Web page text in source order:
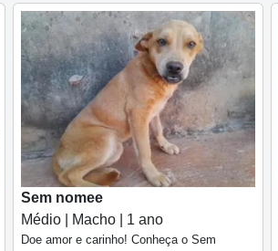
Sem nomee
Médio | Macho | 1 ano
Doe amor e carinho! Conheça o Sem